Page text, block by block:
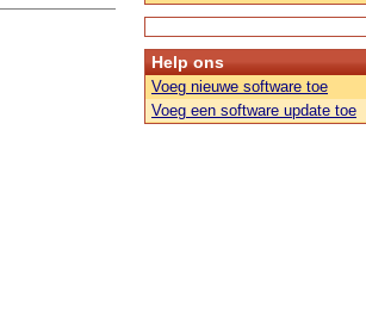
Help ons
Voeg nieuwe software toe
Voeg een software update toe